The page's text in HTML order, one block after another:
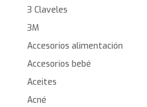
3 Claveles
3M
Accesorios alimentación
Accesorios bebé
Aceites
Acné